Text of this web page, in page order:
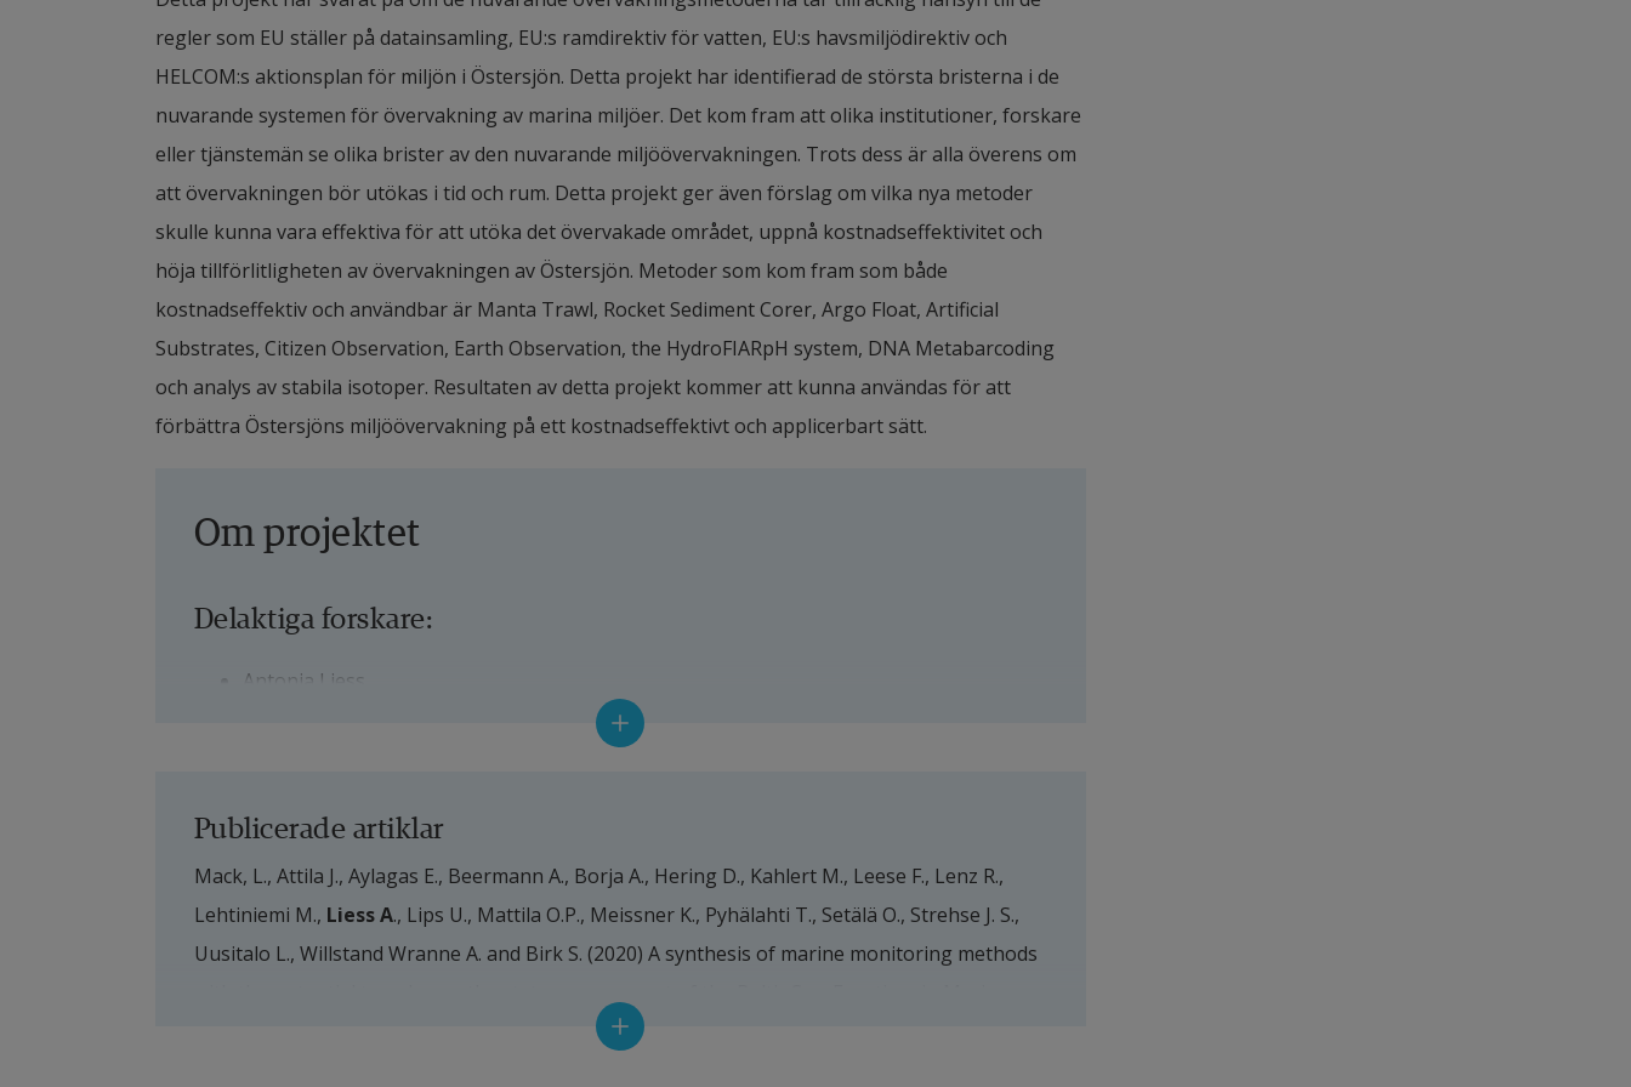
regler som EU ställer på datainsamling, EU:s ramdirektiv för vatten, EU:s havsmiljödirektiv och
HELCOM:s aktionsplan för miljön i Östersjön. Detta projekt har identifierad de största bristerna i de
nuvarande systemen för övervakning av marina miljöer. Det kom fram att olika institutioner, forskare
eller tjänstemän se olika brister av den nuvarande miljöövervakningen. Trots dess är alla överens om
att övervakningen bör utökas i tid och rum. Detta projekt ger även förslag om vilka nya metoder
skulle kunna vara effektiva för att utöka det övervakade området, uppnå kostnadseffektivitet och
höja tillförlitligheten av övervakningen av Östersjön. Metoder som kom fram som både
kostnadseffektiv och användbar är Manta Trawl, Rocket Sediment Corer, Argo Float, Artificial
Substrates, Citizen Observation, Earth Observation, the HydroFIARpH system, DNA Metabarcoding
och analys av stabila isotoper. Resultaten av detta projekt kommer att kunna användas för att
förbättra Östersjöns miljöövervakning på ett kostnadseffektivt och applicerbart sätt.
Om projektet
Delaktiga forskare:
Antonia Liess
Finlands miljöcentral SYKE
Universität Duisburg-Essen Länk till annan webbplats.
Sveriges lantbruksuniversitet Länk till annan webbplats.
Publicerade artiklar
Mack, L., Attila J., Aylagas E., Beermann A., Borja A., Hering D., Kahlert M., Leese F., Lenz R.,
Lehtiniemi M., Liess A., Lips U., Mattila O.P., Meissner K., Pyhälahti T., Setälä O., Strehse J. S.,
Uusitalo L., Willstand Wranne A. and Birk S. (2020) A synthesis of marine monitoring methods
doi: 10.3389/fmars.2020.552047